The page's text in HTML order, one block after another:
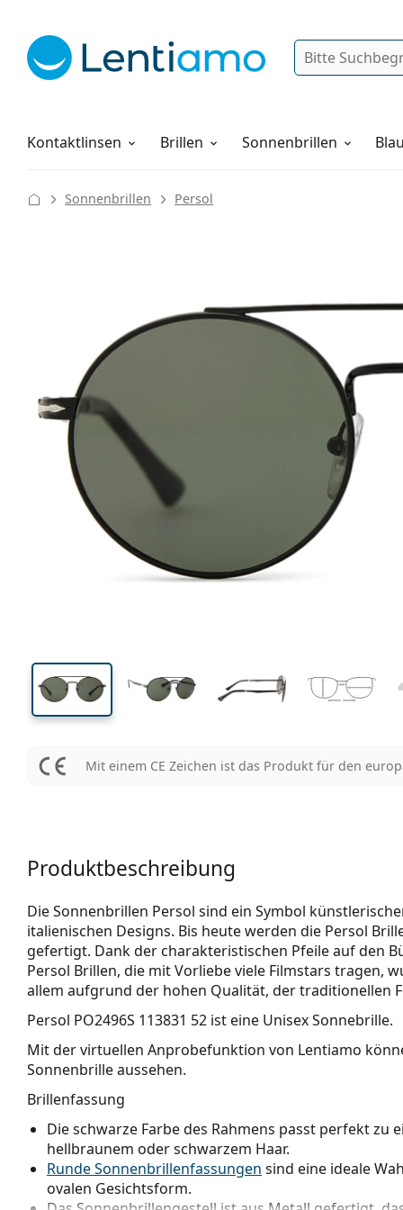
Suche
Kontaktlinsen
Pflegemittel Brillen Sonnenbrillen
Alles über den Einkauf
Sonnenbrillen Persol
47 mm
Glashöhe
Glasbreite
Mit einem CE Zeichen ist das Produkt für den
Produktbeschreibung
Die Sonnenbrillen Persol sind ein Symbol
italienischen Designs. Bis heute werden die Persol
gefertigt. Dank der charakteristischen Pfeile auf den
Persol Brillen, die mit Vorliebe viele Filmstars tragen,
allem aufgrund der hohen Qualität, der traditionellen
Persol PO2496S 113831 52 ist eine Unisex Sonnebrille.
Mit der virtuellen Anprobefunktion von Lentiamo
Sonnenbrille aussehen.
Brillenfassung
Die schwarze Farbe des Rahmens passt perfekt
hellbraunem oder schwarzem Haar.
Runde Sonnenbrillenfassungen sind eine ideale
ovalen Gesichtsform.